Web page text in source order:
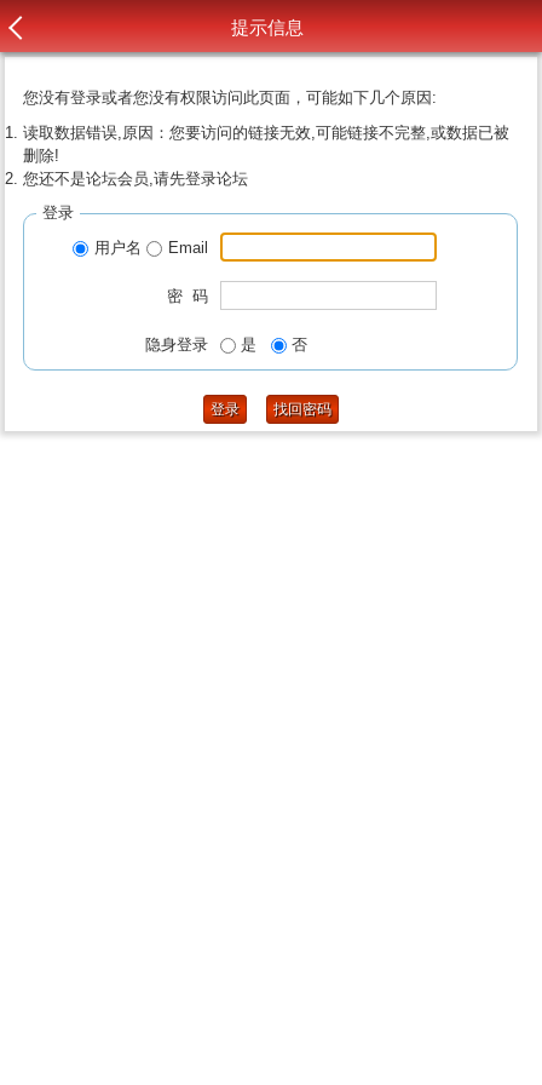
提示信息
您没有登录或者您没有权限访问此页面，可能如下几个原因:
读取数据错误,原因：您要访问的链接无效,可能链接不完整,或数据已被
删除!
您还不是论坛会员,请先登录论坛
登录
用户名
Email
密 码
隐身登录 是 否